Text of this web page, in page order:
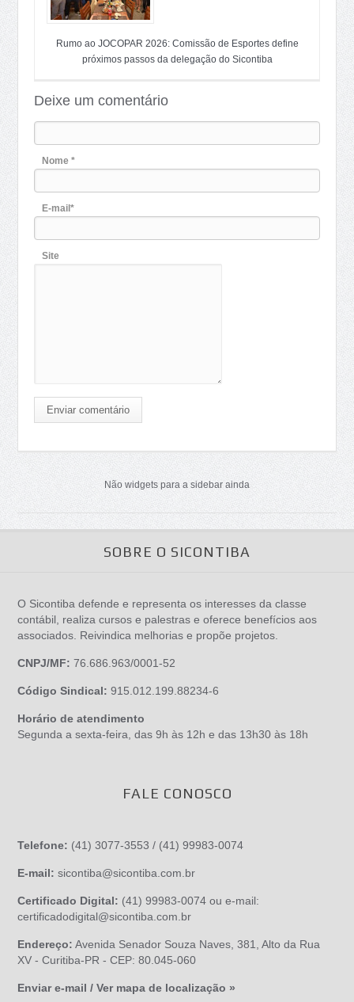
Rumo ao JOCOPAR 2026: Comissão de Esportes define
próximos passos da delegação do Sicontiba
Deixe um comentário
Nome *
E-mail*
Site
Enviar comentário
Não widgets para a sidebar ainda
SOBRE O SICONTIBA
O Sicontiba defende e representa os interesses da classe
contábil, realiza cursos e palestras e oferece benefícios aos
associados. Reivindica melhorias e propõe projetos.
CNPJ/MF: 76.686.963/0001-52
Código Sindical: 915.012.199.88234-6
Horário de atendimento
Segunda a sexta-feira, das 9h às 12h e das 13h30 às 18h
FALE CONOSCO
Telefone: (41) 3077-3553 / (41) 99983-0074
E-mail:sicontiba@sicontiba.com.br
Certificado Digital: (41) 99983-0074 ou e-mail:
certificadodigital@sicontiba.com.br
Endereço: Avenida Senador Souza Naves, 381, Alto da Rua
XV - Curitiba-PR - CEP: 80.045-060
Enviar e-mail / Ver mapa de localização »